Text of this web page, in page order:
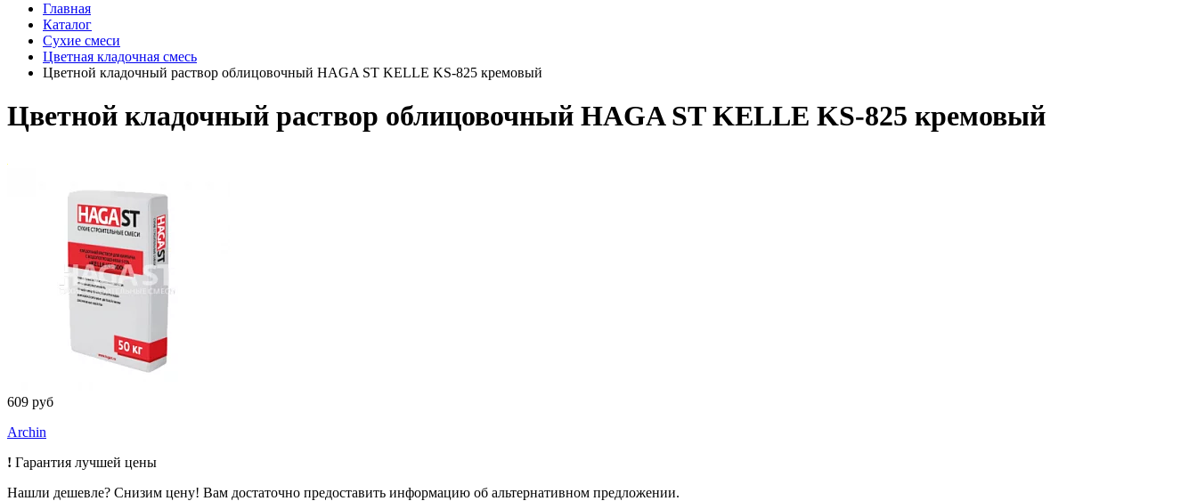
Главная
Каталог
Сухие смеси
Цветная кладочная смесь
Цветной кладочный раствор облицовочный HAGA ST KELLE KS-825 кремовый
Цветной кладочный раствор облицовочный HAGA ST KELLE KS-825 кремовый
609 руб
Archin
! Гарантия лучшей цены
Нашли дешевле? Снизим цену! Вам достаточно предоставить информацию об альтернативном предложении.